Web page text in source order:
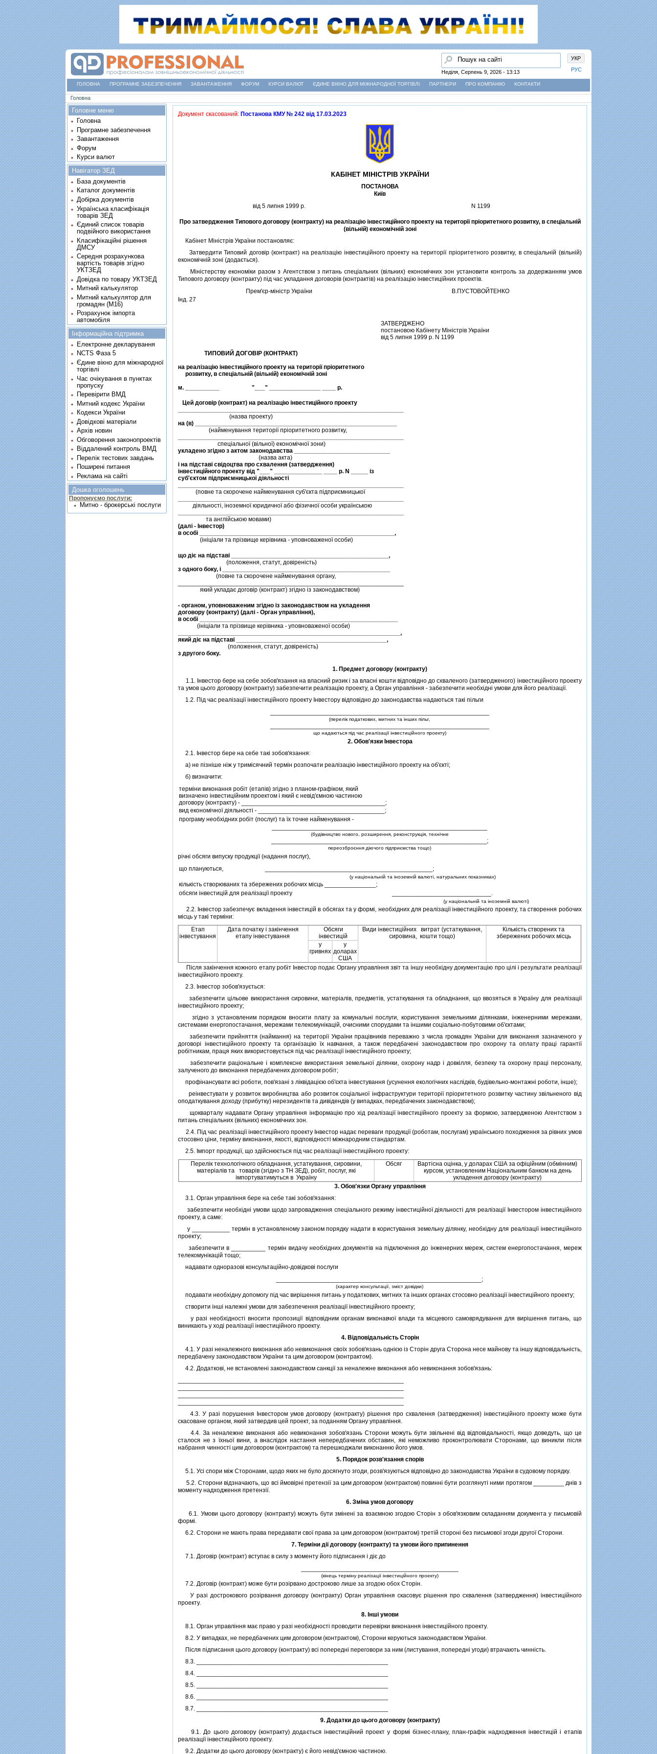
УКР
РУС
Пошук
Неділя, Серпень 9, 2026 - 13:13
ГОЛОВНА ПРОГРАМНЕ ЗАБЕЗПЕЧЕННЯ ЗАВАНТАЖЕННЯ ФОРУМ КУРСИ ВАЛЮТ ЄДИНЕ ВІКНО ДЛЯ МІЖНАРОДНОЇ ТОРГІВЛІ ПАРТНЕРИ ПРО КОМПАНІЮ КОНТАКТИ
Ви є тут
Головна
Документ скасований:Постанова КМУ № 242 від 17.03.2023
КАБIНЕТ МIНIСТРIВ УКРАЇНИ
ПОСТАНОВА
Київ
вiд 5 липня 1999 р.
N 1199
Про затвердження Типового договору (контракту) на реалiзацiю iнвестицiйного проекту на територiї прiоритетного розвитку, в спецiальнiй
(вiльнiй) економiчнiй зонi
Кабiнет Мiнiстрiв України постановляє:
Затвердити Типовий договiр (контракт) на реалiзацiю iнвестицiйного проекту на територiї прiоритетного розвитку, в спецiальнiй (вiльнiй)
економiчнiй зонi (додається).
Мiнiстерству економiки разом з Агентством з питань спецiальних (вiльних) економiчних зон установити контроль за додержанням умов
Типового договору (контракту) пiд час укладання договорiв (контрактiв) на реалiзацiю iнвестицiйних проектiв.
Прем'єр-мiнiстр України
В.ПУСТОВОЙТЕНКО
Iнд. 27
ЗАТВЕРДЖЕНО
постановою Кабiнету Мiнiстрiв України
вiд 5 липня 1999 р. N 1199
                  ТИПОВИЙ ДОГОВIР (КОНТРАКТ)
на реалiзацiю iнвестицiйного проекту на територiї прiоритетного
розвитку, в спецiальнiй (вiльнiй) економiчнiй зонi
   Цей договiр (контракт) на реалiзацiю iнвестицiйного проекту
i на пiдставi свiдоцтва про схвалення (затвердження)
iнвестицiйного проекту вiд "___" ______________ ____ р. N _____ iз
суб'єктом пiдприємницької дiяльностi
(далi - Iнвестор)
               (iнiцiали та прiзвище керiвника - уповноваженої особи)
                          (повне та скорочене найменування органу,
               який укладає договiр (контракт) згiдно iз законодавством)
- органом, уповноваженим згiдно iз законодавством на укладення
договору (контракту) (далi - Орган управлiння),
_________________________________________________________________,
з другого боку.
1. Предмет договору (контракту)
1.1. Iнвестор бере на себе зобов'язання на власний ризик i за власнi кошти вiдповiдно до схваленого (затвердженого) iнвестицiйного проекту
та умов цього договору (контракту) забезпечити реалiзацiю проекту, а Орган управлiння - забезпечити необхiднi умови для його реалiзацiї.
1.2. Пiд час реалiзацiї iнвестицiйного проекту Iнвестору вiдповiдно до законодавства надаються такi пiльги
(перелiк податкових, митних та iнших пiльг,
що надаються пiд час реалiзацiї iнвестицiйного проекту)
2. Обов'язки Iнвестора
2.1. Iнвестор бере на себе такi зобов'язання:
а) не пiзнiше нiж у тримiсячний термiн розпочати реалiзацiю iнвестицiйного проекту на об'єктi;
б) визначити:
термiни виконання робiт (етапiв) згiдно з планом-графiком, який
визначено iнвестицiйним проектом i який є невiд'ємною частиною
договору (контракту) - __________________________________________;
вид економiчної дiяльностi - _____________________________________;
програму необхiдних робiт (послуг) та їх точне найменування -
(будiвництво нового, розширення, реконструкцiя, технiчне
_______________________________________________________________;
переозброєння дiючого пiдприємства тощо)
рiчнi обсяги випуску продукцiї (надання послуг),
що плануються,
_________________________________________________;
(у нацiональнiй та iноземнiй валютi, натуральних показниках)
кiлькiсть створюваних та збережених робочих мiсць _______________;
обсяги iнвестицiй для реалiзацiї проекту
_____________________________.
(у нацiональнiй та iноземнiй валютi)
2.2. Iнвестор забезпечує вкладення iнвестицiй в обсягах та у формi, необхiдних для реалiзацiї iнвестицiйного проекту, та створення робочих
мiсць у такi термiни:
Етап
iнвестування
Дата початку i закiнчення
етапу iнвестування
Обсяги
iнвестицiй
Види iнвестицiйних витрат (устаткування,
сировина, кошти тощо)
Кiлькiсть створених та
збережених робочих мiсць
у
гривнях
у
доларах
США
Пiсля закiнчення кожного етапу робiт Iнвестор подає Органу управлiння звiт та iншу необхiдну документацiю про цiлi i результати реалiзацiї
iнвестицiйного проекту.
2.3. Iнвестор зобов'язується:
забезпечити цiльове використання сировини, матерiалiв, предметiв, устаткування та обладнання, що ввозяться в Україну для реалiзацiї
iнвестицiйного проекту;
згiдно з установленим порядком вносити плату за комунальнi послуги, користування земельними дiлянками, iнженерними мережами,
системами енергопостачання, мережами телекомунiкацiй, очисними спорудами та iншими соцiально-побутовими об'єктами;
забезпечити прийняття (наймання) на територiї України працiвникiв переважно з числа громадян України для виконання зазначеного у
договорi iнвестицiйного проекту та органiзацiю їх навчання, а також передбаченi законодавством про охорону та оплату працi гарантiї
робiтникам, праця яких використовується пiд час реалiзацiї iнвестицiйного проекту;
забезпечити рацiональне i комплексне використання земельної дiлянки, охорону надр i довкiлля, безпеку та охорону працi персоналу,
залученого до виконання передбачених договором робiт;
профiнансувати всi роботи, пов'язанi з лiквiдацiєю об'єкта iнвестування (усунення екологiчних наслiдкiв, будiвельно-монтажнi роботи, iнше);
реiнвестувати у розвиток виробництва або розвиток соцiальної iнфраструктури територiї прiоритетного розвитку частину звiльненого вiд
оподаткування доходу (прибутку) нерезидентiв та дивiдендiв (у випадках, передбачених законодавством);
щокварталу надавати Органу управлiння iнформацiю про хiд реалiзацiї iнвестицiйного проекту за формою, затвердженою Агентством з
питань спецiальних (вiльних) економiчних зон.
2.4. Пiд час реалiзацiї iнвестицiйного проекту Iнвестор надає переваги продукцiї (роботам, послугам) українського походження за рiвних умов
стосовно цiни, термiну виконання, якостi, вiдповiдностi мiжнародним стандартам.
2.5. Iмпорт продукцiї, що здiйснюється пiд час реалiзацiї iнвестицiйного проекту:
Перелiк технологiчного обладнання, устаткування, сировини,
матерiалiв та товарiв (згiдно з ТН ЗЕД), робiт, послуг, якi
iмпортуватимуться в Україну
Обсяг
Вартiсна оцiнка, у доларах США за офiцiйним (обмiнним)
курсом, установленим Нацiональним банком на день
укладення договору (контракту)
3. Обов'язки Органу управлiння
3.1. Орган управлiння бере на себе такi зобов'язання:
забезпечити необхiднi умови щодо запровадження спецiального режиму iнвестицiйної дiяльностi для реалiзацiї Iнвестором iнвестицiйного
проекту, а саме:
у ___________ термiн в установленому законом порядку надати в користування земельну дiлянку, необхiдну для реалiзацiї iнвестицiйного
проекту;
забезпечити в __________ термiн видачу необхiдних документiв на пiдключення до iнженерних мереж, систем енергопостачання, мереж
телекомунiкацiй тощо;
надавати одноразовi консультацiйно-довiдковi послуги
____________________________________________________________;
(характер консультацiї, змiст довiдки)
подавати необхiдну допомогу пiд час вирiшення питань у податкових, митних та iнших органах стосовно реалiзацiї iнвестицiйного проекту;
створити iншi належнi умови для забезпечення реалiзацiї iнвестицiйного проекту;
у разi необхiдностi вносити пропозицiї вiдповiдним органам виконавчої влади та мiсцевого самоврядування для вирiшення питань, що
виникають у ходi реалiзацiї iнвестицiйного проекту.
4. Вiдповiдальнiсть Сторiн
4.1. У разi неналежного виконання або невиконання своїх зобов'язань однiєю iз Сторiн друга Сторона несе майнову та iншу вiдповiдальнiсть,
передбачену законодавством України та цим договором (контрактом).
4.2. Додатковi, не встановленi законодавством санкцiї за неналежне виконання або невиконання зобов'язань:
4.3. У разi порушення Iнвестором умов договору (контракту) рiшення про схвалення (затвердження) iнвестицiйного проекту може бути
скасоване органом, який затвердив цей проект, за поданням Органу управлiння.
4.4. За неналежне виконання або невиконання зобов'язань Сторони можуть бути звiльненi вiд вiдповiдальностi, якщо доведуть, що це
сталося не з їхньої вини, а внаслiдок настання непередбачених обставин, якi неможливо проконтролювати Сторонами, що виникли пiсля
набрання чинностi цим договором (контрактом) та перешкоджали виконанню його умов.
5. Порядок розв'язання спорiв
5.1. Усi спори мiж Сторонами, щодо яких не було досягнуто згоди, розв'язуються вiдповiдно до законодавства України в судовому порядку.
5.2. Сторони вiдзначають, що всi ймовiрнi претензiї за цим договором (контрактом) повиннi бути розглянутi ними протягом _________ днiв з
моменту надходження претензiї.
6. Змiна умов договору
6.1. Умови цього договору (контракту) можуть бути змiненi за взаємною згодою Сторiн з обов'язковим складанням документа у письмовiй
формi.
6.2. Сторони не мають права передавати свої права за цим договором (контрактом) третiй сторонi без письмової згоди другої Сторони.
7. Термiни дiї договору (контракту) та умови його припинення
7.1. Договiр (контракт) вступає в силу з моменту його пiдписання i дiє до
(кiнець термiну реалiзацiї iнвестицiйного проекту)
7.2. Договiр (контракт) може бути розiрвано достроково лише за згодою обох Сторiн.
У разi дострокового розiрвання договору (контракту) Орган управлiння скасовує рiшення про схвалення (затвердження) iнвестицiйного
проекту.
8. Iншi умови
8.1. Орган управлiння має право у разi необхiдностi проводити перевiрки виконання iнвестицiйного проекту.
8.2. У випадках, не передбачених цим договором (контрактом), Сторони керуються законодавством України.
Пiсля пiдписання цього договору (контракту) всi попереднi переговори за ним (листування, попереднi угоди) втрачають чиннiсть.
8.3. ________________________________________________________
8.4. ________________________________________________________
8.5. ________________________________________________________
8.6. ________________________________________________________
8.7. ________________________________________________________
9. Додатки до цього договору (контракту)
9.1. До цього договору (контракту) додається iнвестицiйний проект у формi бiзнес-плану, план-графiк надходження iнвестицiй i етапiв
реалiзацiї iнвестицiйного проекту.
9.2. Додатки до цього договору (контракту) є його невiд'ємною частиною.
Головне меню
Головна
Програмне забезпечення
Завантаження
Форум
Курси валют
Навігатор ЗЕД
База документів
Каталог документів
Добірка документів
Українська класифікація
товарів ЗЕД
Єдиний список товарів
подвійного використання
Класифікаційні рішення
ДМСУ
Середня розрахункова
вартість товарів згідно
УКТЗЕД
Довідка по товару УКТЗЕД
Митний калькулятор
Митний калькулятор для
громадян (М16)
Розрахунок імпорта
автомобіля
Інформаційна підтримка
Електронне декларування
NCTS Фаза 5
Єдине вікно для міжнародної
торгівлі
Час очікування в пунктах
пропуску
Перевірити ВМД
Митний кодекс України
Кодекси України
Довідкові матеріали
Архів новин
Обговорення законопроектів
Віддалений контроль ВМД
Перелік тестових завдань
Поширені питання
Реклама на сайті
Дошка оголошень
Пропонуємо послуги:
Митно - брокерські послуги